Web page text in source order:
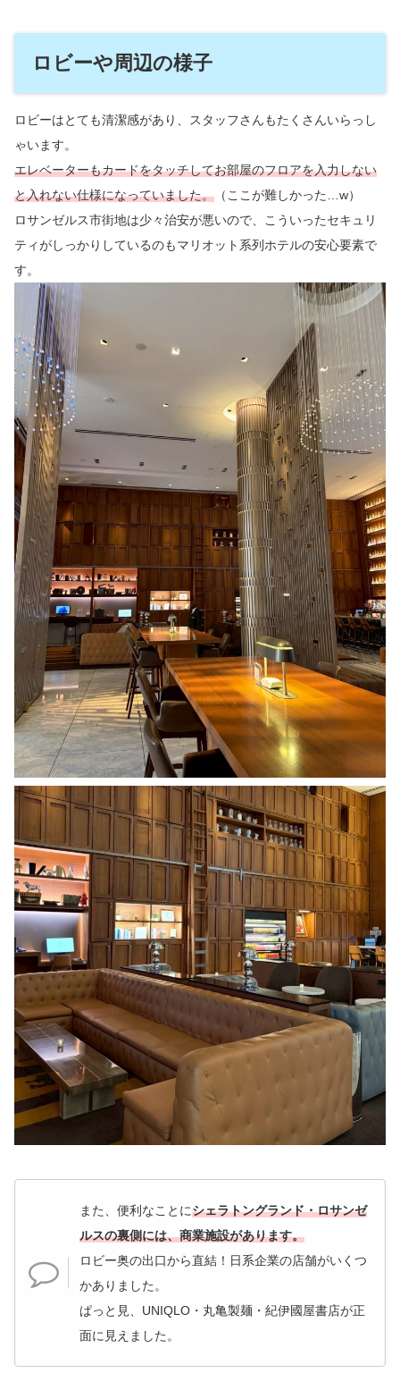
ロビーや周辺の様子
ロビーはとても清潔感があり、スタッフさんもたくさんいらっし
ゃいます。
エレベーターもカードをタッチしてお部屋のフロアを入力しない
と入れない仕様になっていました。 （ここが難しかった…w）
ロサンゼルス市街地は少々治安が悪いので、こういったセキュリ
ティがしっかりしているのもマリオット系列ホテルの安心要素で
す。
また、便利なことにシェラトングランド・ロサンゼ
ルスの裏側には、商業施設があります。
ロビー奥の出口から直結！ 日系企業の店舗がいくつ
かありました。
ぱっと見、UNIQLO・丸亀製麺・紀伊國屋書店が正
面に見えました。